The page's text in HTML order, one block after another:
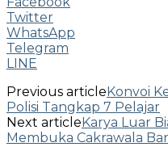
Twitter
WhatsApp
Telegram
LINE
Previous article Konvoi
Polisi Tangkap 7 Pelajar
Next article Karya Luar
Membuka Cakrawala